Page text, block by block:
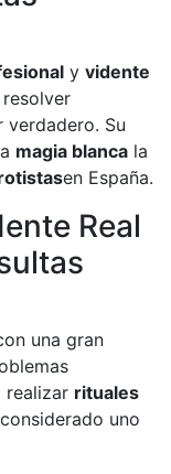
y vidente
Su
magia blanca la
en España.
Real
una gran
realizar rituales
uno